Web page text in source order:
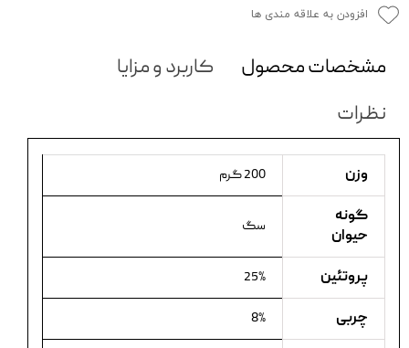
افزودن به علاقه مندی ها
مشخصات محصول
کاربرد و مزایا
نظرات
وزن 200 گرم
گونه
حیوان
سگ
پروتئین 25%
چربی 8%